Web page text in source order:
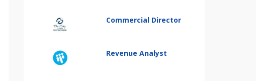
Commercial Director
Revenue Analyst